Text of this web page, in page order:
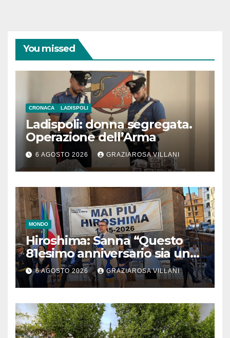
You missed
CRONACA LADISPOLI
Ladispoli: donna segregata.
Operazione dell’Arma
6 AGOSTO 2026 GRAZIAROSA VILLANI
MONDO
Hiroshima: Sanna “Questo
81esimo anniversario sia un
monito per tutti”
6 AGOSTO 2026 GRAZIAROSA VILLANI